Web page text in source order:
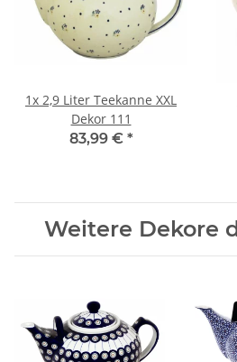
1x 2,9 Liter Teekanne XXL
Dekor 111
83,99 € *
Weitere Dekore